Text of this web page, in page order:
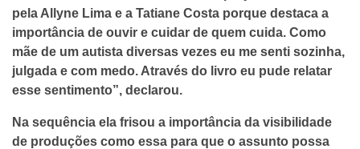
pela Allyne Lima e a Tatiane Costa porque destaca a
importância de ouvir e cuidar de quem cuida. Como
mãe de um autista diversas vezes eu me senti sozinha,
julgada e com medo. Através do livro eu pude relatar
esse sentimento”, declarou.
Na sequência ela frisou a importância da visibilidade
de produções como essa para que o assunto possa